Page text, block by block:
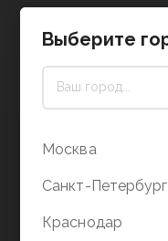
в
Выберите
Москва
Санкт-Петербург
Краснодар